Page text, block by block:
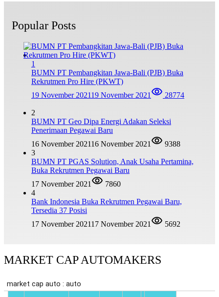
Popular Posts
1
BUMN PT Pembangkitan Jawa-Bali (PJB) Buka
Rekrutmen Pro Hire (PKWT)
19 November 202119 November 2021 28774
2
BUMN PT Geo Dipa Energi Adakan Seleksi
Penerimaan Pegawai Baru
16 November 202116 November 2021
9388
3
BUMN PT PGAS Solution, Anak Usaha Pertamina,
Buka Rekrutmen Pegawai Baru
17 November 2021
7860
4
Bank Indonesia Buka Rekrutmen Pegawai Baru,
Tersedia 37 Posisi
17 November 202117 November 2021 5692
MARKET CAP AUTOMAKERS